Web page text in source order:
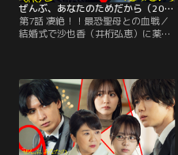
ぜんぶ、あなたのためだから（2026/02/21放送分）第07話
第7話 凄絶！！最恐聖母との血戦／
結婚式で沙也香（井桁弘恵）に薬を
桜庭（七五三掛龍也）は香の尾行を
開始。香が病院に通い、「ある薬」
を処方されていたことを知り、ます
ます疑いを強めたふたり…。